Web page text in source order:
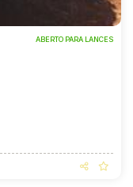
ABERTO PARA LANCES